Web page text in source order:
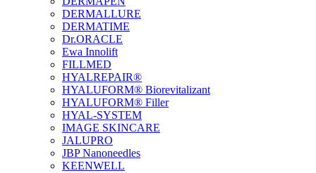
DERMALLURE
DERMATIME
Dr.ORACLE
Ewa Innolift
FILLMED
НYALREPAIR®
HYALUFORM® Biorevitalizant
HYALUFORM® Filler
HYAL-SYSTEM
IMAGE SKINCARE
JALUPRO
JBP Nanoneedles
KEENWELL